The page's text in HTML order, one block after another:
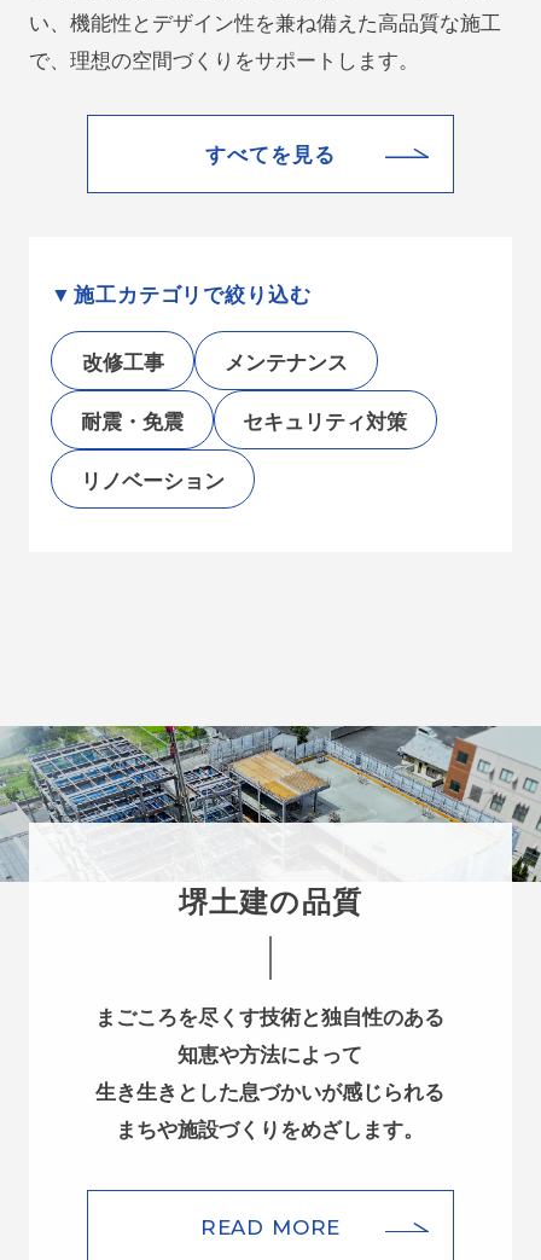
い、機能性とデザイン性を兼ね備えた高品質な施工
で、理想の空間づくりをサポートします。
すべてを見る
施工カテゴリで絞り込む
改修工事 メンテナンス
耐震・免震 セキュリティ対策
リノベーション
堺土建の品質
まごころを尽くす技術と独自性のある
知恵や方法によって
生き生きとした息づかいが感じられる
まちや施設づくりをめざします。
READ MORE